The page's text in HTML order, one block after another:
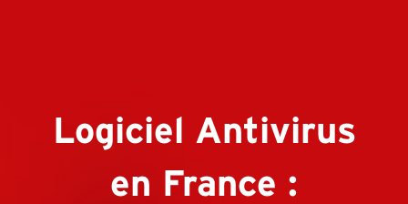
Logiciel Antivirus
en France :